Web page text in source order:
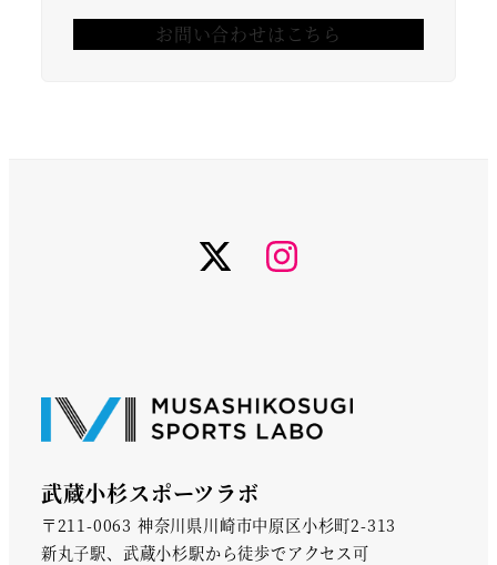
お問い合わせはこちら
twiterinstagram
武蔵小杉スポーツラボ
〒211-0063 神奈川県川崎市中原区小杉町2-313
新丸子駅、武蔵小杉駅から徒歩でアクセス可